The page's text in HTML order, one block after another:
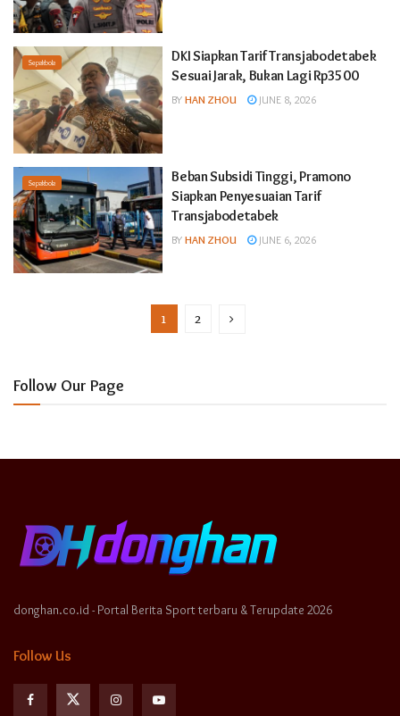
Sepakbola
DKI Siapkan Tarif Transjabodetabek
Sesuai Jarak, Bukan Lagi Rp3500
BY HAN ZHOU JUNE 8, 2026
Sepakbola
Beban Subsidi Tinggi, Pramono
Siapkan Penyesuaian Tarif
Transjabodetabek
BY HAN ZHOU JUNE 6, 2026
1 2
Follow Our Page
donghan.co.id - Portal Berita Sport terbaru & Terupdate 2026
Follow Us